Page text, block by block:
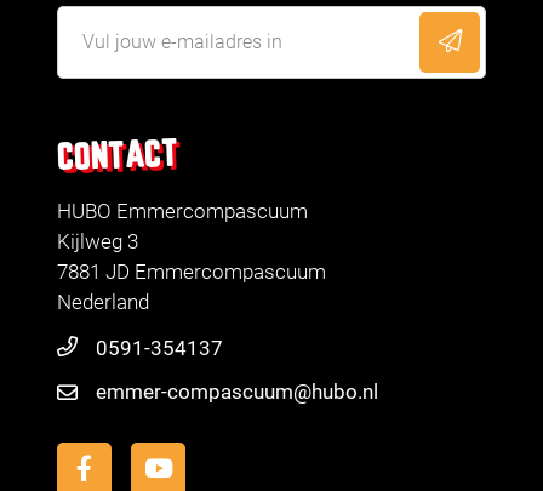
CONTACT
HUBO Emmercompascuum
Kijlweg 3
7881 JD Emmercompascuum
Nederland
0591-354137
emmer-compascuum@hubo.nl